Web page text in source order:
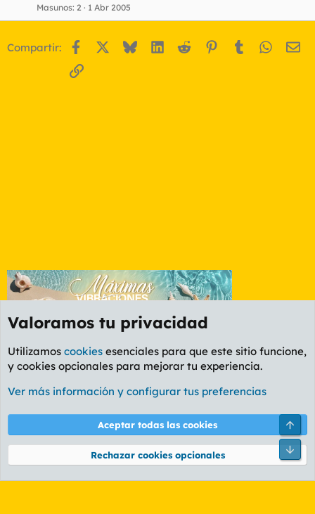
Masunos 2 1 Abr 2005
Compartir: Facebook BlueskyLinkedIn
Reddit Pinterest
Tumblr
Enlace
Foro Informática y Videojuegos
Cookies
PL OLDSTYLE AMARILLO
Términos y reglas Política de privacidad Ayuda
Community platform by XenForo® © 2010-2026 XenForo Ltd.
Valoramos tu privacidad
Utilizamos cookies esenciales para que este sitio funcione,
y cookies opcionales para mejorar tu experiencia.
Ver más información y configurar tus preferencias
Aceptar todas las cookies
Rechazar cookies opcionales
Pie